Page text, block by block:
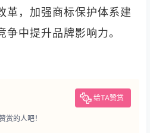
革，加强商标保护体系建
中提升品牌影响力。
给TA赞赏
赏的人吧！